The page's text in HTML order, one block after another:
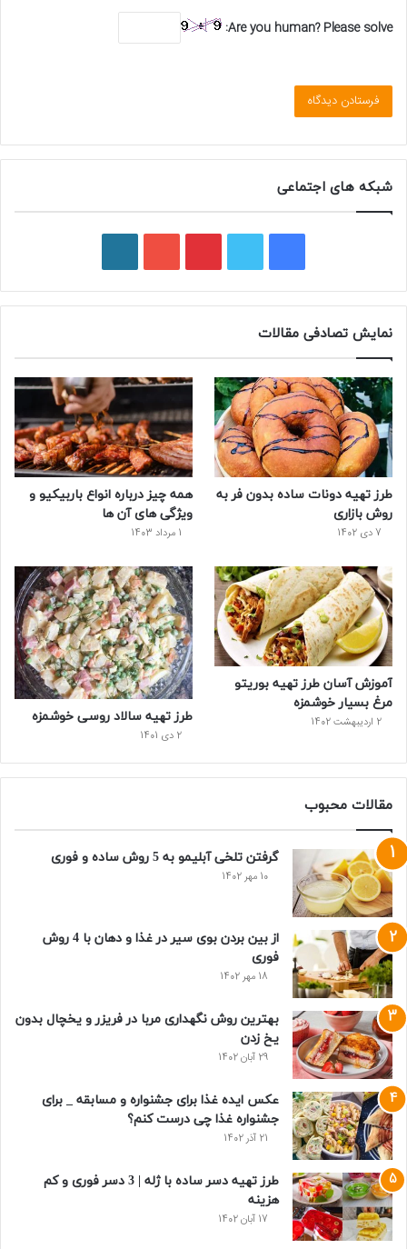
Are you human? Please solve:
شبکه های اجتماعی
نمایش تصادفی مقالات
طرز تهیه دونات ساده بدون فر به
روش بازاری
7 دی 1402
همه چیز درباره انواع باربیکیو و
ویژگی های آن ها
1 مرداد 1403
آموزش آسان طرز تهیه بوریتو
مرغ بسیار خوشمزه
2 اردیبهشت 1402 طرز تهیه سالاد روسی خوشمزه
2 دی 1401
مقالات محبوب
گرفتن تلخی آبلیمو به 5 روش ساده و فوری
10 مهر 1402
از بین بردن بوی سیر در غذا و دهان با 4 روش
فوری
18 مهر 1402
بهترین روش نگهداری مربا در فریزر و یخچال بدون
یخ زدن
29 آبان 1402
عکس ایده غذا برای جشنواره و مسابقه _ برای
جشنواره غذا چی درست کنم؟
21 آذر 1402
طرز تهیه دسر ساده با ژله | 3 دسر فوری و کم
هزینه
17 آبان 1402